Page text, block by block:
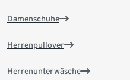
Damenschuhe
Herrenpullover
Herrenunterwäsche